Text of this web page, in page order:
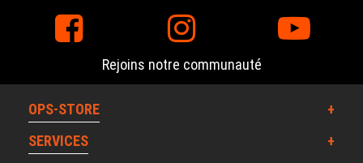
Rejoins notre communauté
OPS-STORE
SERVICES